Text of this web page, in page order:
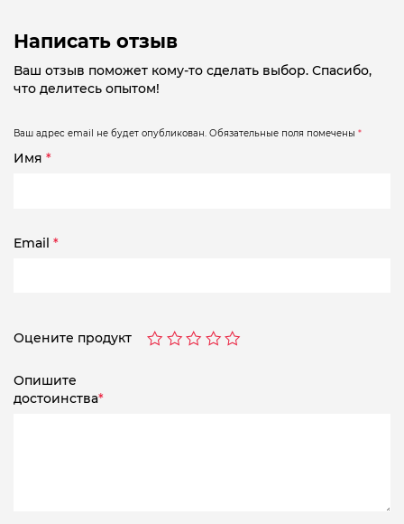
Написать отзыв
Ваш отзыв поможет кому-то сделать выбор. Спасибо,
что делитесь опытом!
Ваш адрес email не будет опубликован. Обязательные поля помечены *
Имя *
Email *
Оцените продукт
Опишите
достоинства*